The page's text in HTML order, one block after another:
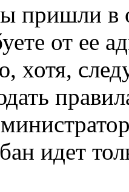
пришли в
от ее
хотя,
идет